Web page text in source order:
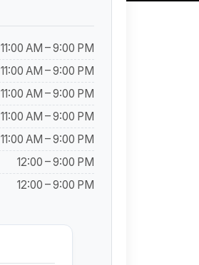
11:00 AM – 9:00 PM
11:00 AM – 9:00 PM
11:00 AM – 9:00 PM
11:00 AM – 9:00 PM
11:00 AM – 9:00 PM
12:00 – 9:00 PM
12:00 – 9:00 PM